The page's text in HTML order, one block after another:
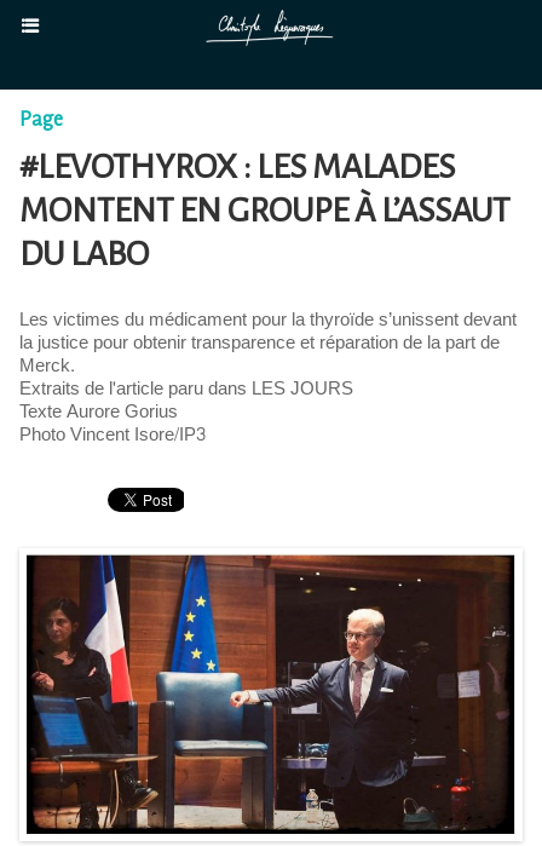
Page
#LEVOTHYROX : LES MALADES
MONTENT EN GROUPE À L’ASSAUT
DU LABO
Les victimes du médicament pour la thyroïde s’unissent devant
la justice pour obtenir transparence et réparation de la part de
Merck.
Extraits de l'article paru dans LES JOURS
Texte Aurore Gorius
Photo Vincent Isore/IP3